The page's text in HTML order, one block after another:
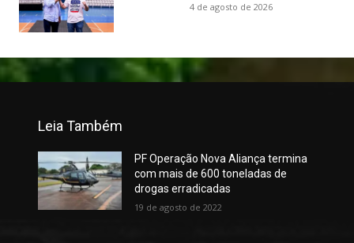
4 de agosto de 2026
Leia Também
PF Operação Nova Aliança termina
com mais de 600 toneladas de
drogas erradicadas
19 de agosto de 2022